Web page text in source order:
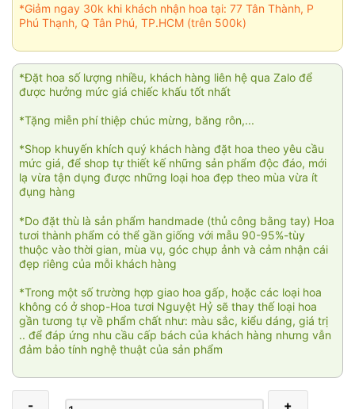
*Giảm ngay 30k khi khách nhận hoa tại: 77 Tân Thành, P
Phú Thạnh, Q Tân Phú, TP.HCM (trên 500k)
*Đặt hoa số lượng nhiều, khách hàng liên hệ qua Zalo để
được hưởng mức giá chiếc khấu tốt nhất
*Tặng miễn phí thiệp chúc mừng, băng rôn,...
*Shop khuyến khích quý khách hàng đặt hoa theo yêu cầu
mức giá, để shop tự thiết kế những sản phẩm độc đáo, mới
lạ vừa tận dụng được những loại hoa đẹp theo mùa vừa ít
đụng hàng
*Do đặt thù là sản phẩm handmade (thủ công bằng tay) Hoa
tươi thành phẩm có thể gần giống với mẫu 90-95%-tùy
thuộc vào thời gian, mùa vụ, góc chụp ảnh và cảm nhận cái
đẹp riêng của mỗi khách hàng
*Trong một số trường hợp giao hoa gấp, hoặc các loại hoa
không có ở shop-Hoa tươi Nguyệt Hỷ sẽ thay thế loại hoa
gần tương tự về phẩm chất như: màu sắc, kiểu dáng, giá trị
.. để đáp ứng nhu cầu cấp bách của khách hàng nhưng vẫn
đảm bảo tính nghệ thuật của sản phẩm